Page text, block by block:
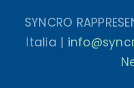
SYNCRO
Italia |